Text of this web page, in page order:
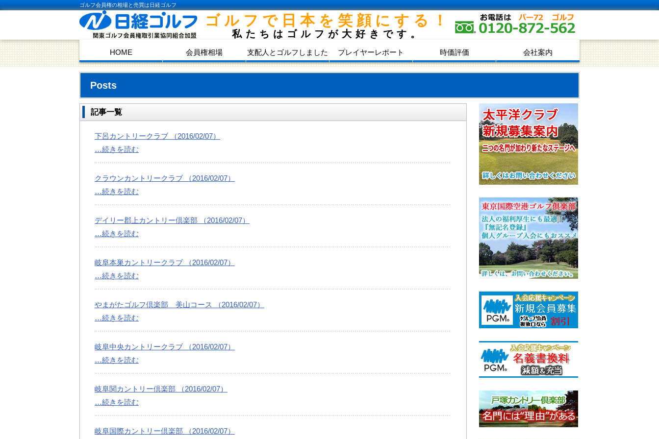
ゴルフ会員権の相場と売買は日経ゴルフ
ゴルフで日本を笑顔にする！
私たちはゴルフが大好きです。
HOME 会員権相場 支配人とゴルフしました プレイヤーレポート 時価評価 会社案内
Posts
記事一覧
下呂カントリークラブ （2016/02/07）
…続きを読む
クラウンカントリークラブ （2016/02/07）
…続きを読む
デイリー郡上カントリー倶楽部 （2016/02/07）
…続きを読む
岐阜本巣カントリークラブ （2016/02/07）
…続きを読む
やまがたゴルフ倶楽部 美山コース （2016/02/07）
…続きを読む
岐阜中央カントリークラブ （2016/02/07）
…続きを読む
岐阜関カントリー倶楽部 （2016/02/07）
…続きを読む
岐阜国際カントリー倶楽部 （2016/02/07）